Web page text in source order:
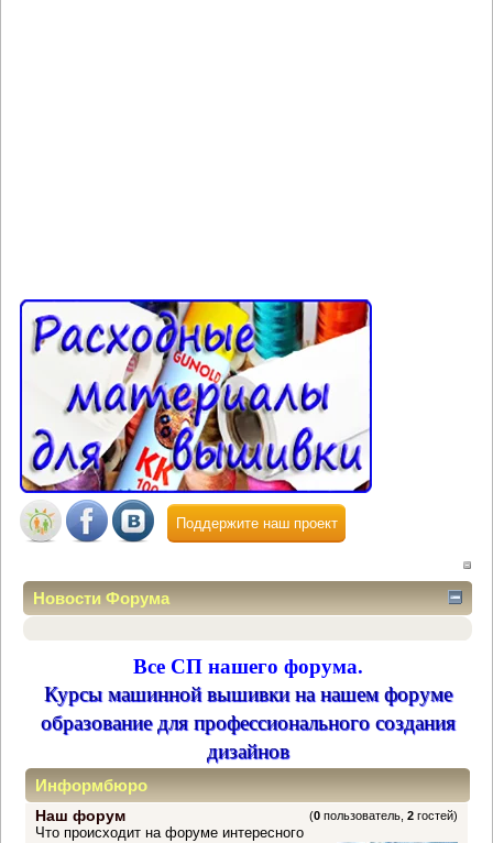
Поддержите наш проект
Новости Форума
Все СП нашего форума.
Курсы машинной вышивки на нашем форуме
образование для профессионального создания
дизайнов
Информбюро
Наш форум (0 пользователь,2 гостей)
Что происходит на форуме интересного